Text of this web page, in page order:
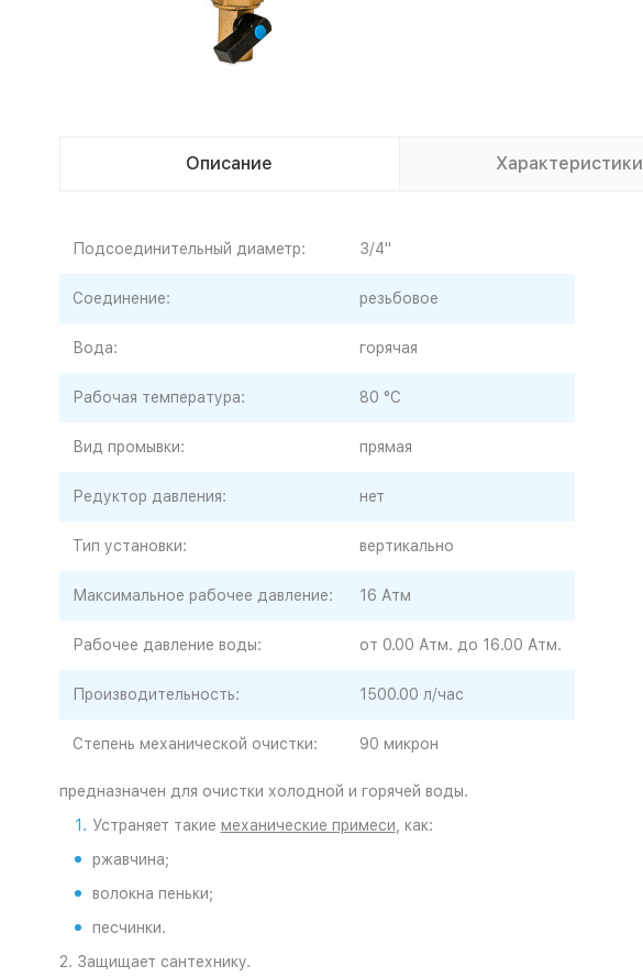
Описание Характеристики
Подсоединительный диаметр: 3/4"
Соединение: резьбовое
Вода: горячая
Рабочая температура: 80 °C
Вид промывки: прямая
Редуктор давления: нет
Тип установки: вертикально
Максимальное рабочее давление: 16 Атм
Рабочее давление воды: от 0.00 Атм. до 16.00 Атм.
Производительность: 1500.00 л/час
Степень механической очистки: 90 микрон
предназначен для очистки холодной и горячей воды.
Устраняет такие механические примеси , как:
ржавчина;
волокна пеньки;
песчинки.
2. Защищает сантехнику.